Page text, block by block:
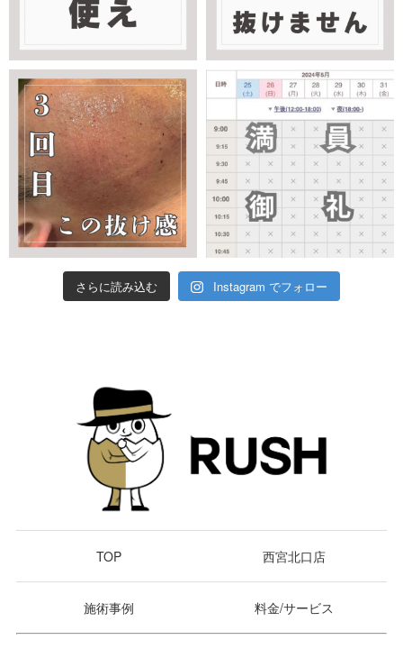
さらに読み込む Instagram でフォロー
TOP 西宮北口店
施術事例 料金/サービス